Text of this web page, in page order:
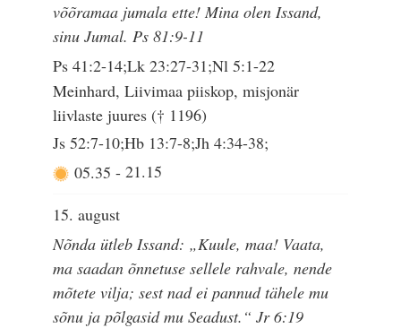
võõramaa jumala ette! Mina olen Issand,
sinu Jumal. Ps 81:9-11
Ps 41:2-14;Lk 23:27-31;Nl 5:1-22
Meinhard, Liivimaa piiskop, misjonär
liivlaste juures († 1196)
Js 52:7-10;Hb 13:7-8;Jh 4:34-38;
05.35 - 21.15
15. august
Nõnda ütleb Issand: „Kuule, maa! Vaata,
ma saadan õnnetuse sellele rahvale, nende
mõtete vilja; sest nad ei pannud tähele mu
sõnu ja põlgasid mu Seadust.“ Jr 6:19